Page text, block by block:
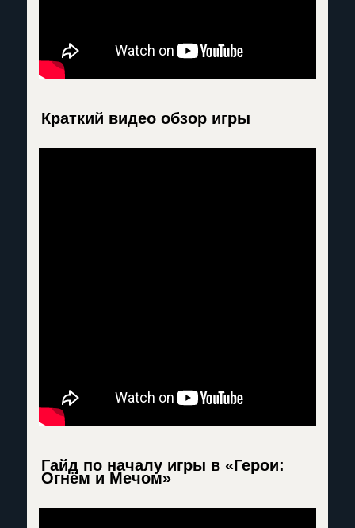
Краткий видео обзор игры
Гайд по началу игры в «Герои:
Огнём и Мечом»